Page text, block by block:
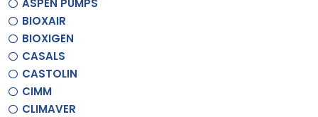
ASPEN PUMPS
BIOXAIR
BIOXIGEN
CASALS
CASTOLIN
CIMM
CLIMAVER